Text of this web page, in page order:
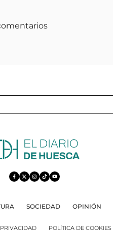
SOCIEDAD OPINIÓN
POLÍTICA DE COOKIES